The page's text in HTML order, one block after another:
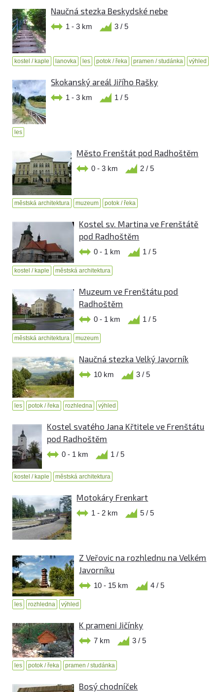
Naučná stezka Beskydské nebe
1 - 3 km 3 / 5
kostel / kaple lanovka les potok / řeka pramen / studánka výhled
Skokanský areál Jiřího Rašky
1 - 3 km 1 / 5
les
Město Frenštát pod Radhoštěm
0 - 3 km 2 / 5
městská architektura muzeum potok / řeka
Kostel sv. Martina ve Frenštátě
pod Radhoštěm
0 - 1 km 1 / 5
kostel / kaple městská architektura
Muzeum ve Frenštátu pod
Radhoštěm
0 - 1 km 1 / 5
městská architektura muzeum
Naučná stezka Velký Javorník
10 km 3 / 5
les potok / řeka rozhledna výhled
Kostel svatého Jana Křtitele ve Frenštátu
pod Radhoštěm
0 - 1 km 1 / 5
kostel / kaple městská architektura
Motokáry Frenkart
1 - 2 km 5 / 5
Z Veřovic na rozhlednu na Velkém
Javorníku
10 - 15 km 4 / 5
les rozhledna výhled
K prameni Jičínky
7 km 3 / 5
les potok / řeka pramen / studánka
Bosý chodníček